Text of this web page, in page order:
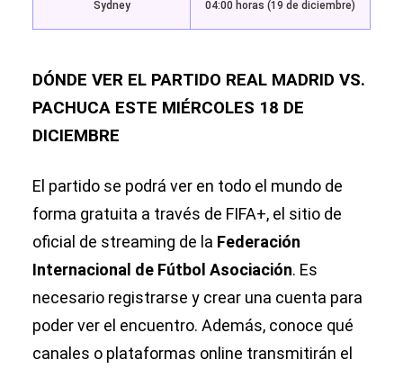
Sydney 04:00 horas (19 de diciembre)
DÓNDE VER EL PARTIDO REAL MADRID VS.
PACHUCA ESTE MIÉRCOLES 18 DE
DICIEMBRE
El partido se podrá ver en todo el mundo de
forma gratuita a través de FIFA+, el sitio de
oficial de streaming de la Federación
Internacional de Fútbol Asociación. Es
necesario registrarse y crear una cuenta para
poder ver el encuentro. Además, conoce qué
canales o plataformas online transmitirán el